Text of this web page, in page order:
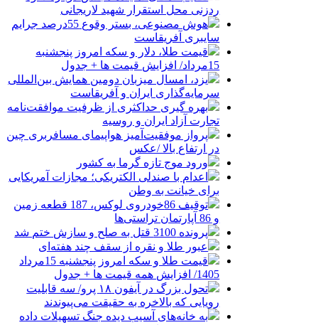
ردزنی محل استقرار شهید لاریجانی
هوش مصنوعی، بستر وقوع 55درصد جرایم
سایبری آفریقاست
قیمت طلا، دلار و سکه امروز پنجشنبه
15مرداد/ افزایش قیمت ها + جدول
یزد، امسال میزبان دومین همایش بین‌المللی
سرمایه‌گذاری ایران و آفریقاست
بهره گیری حداکثری از ظرفیت موافقت‌نامه
تجارت آزاد ایران و روسیه
پرواز موفقیت‌آمیز هواپیمای مسافربری چین
در ارتفاع بالا /عکس
ورود موج تازه گرما به کشور
اعدام با صندلی الکتریکی؛ مجازات آمریکایی
برای خیانت به وطن
توقیف 86خودروی لوکس، 187 قطعه زمین
و 86 آپارتمان تراستی‌ها
پرونده 3100 قتل به صلح و سازش ختم شد
عبور طلا و نقره از سقف چند هفته‌ای
قیمت طلا و سکه امروز پنجشنبه 15مرداد
1405/ افزایش همه قیمت ها + جدول
تحول بزرگ در آیفون ۱۸ پرو/ سه قابلیت
رویایی که بالاخره به حقیقت می‌پیوندند
به خانه‌های آسیب دیده جنگ تسهیلات داده